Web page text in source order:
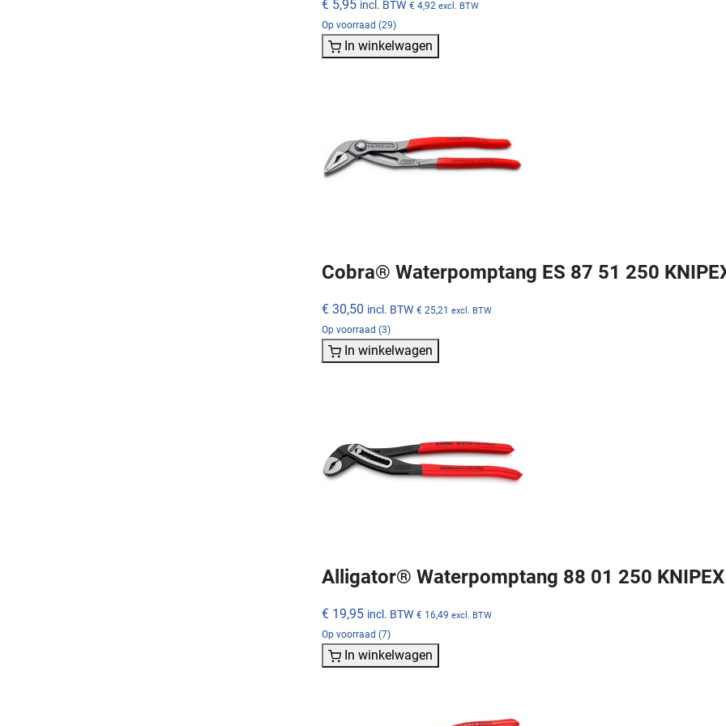
€ 5,95 incl. BTW € 4,92 excl. BTW
Op voorraad (29)
In winkelwagen
Cobra® Waterpomptang ES 87 51 250
€ 30,50 incl. BTW € 25,21 excl. BTW
Op voorraad (3)
In winkelwagen
Alligator® Waterpomptang 88 01 250 KNIPEX
€ 19,95 incl. BTW € 16,49 excl. BTW
Op voorraad (7)
In winkelwagen